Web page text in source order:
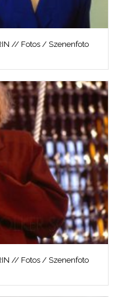
// Fotos / Szenenfoto
// Fotos / Szenenfoto